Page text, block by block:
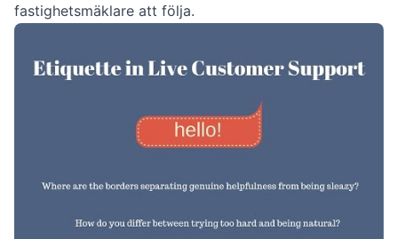
fastighetsmäklare att följa.